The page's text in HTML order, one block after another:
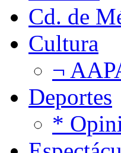
Cd. de
Cultura
¬
Deportes
*